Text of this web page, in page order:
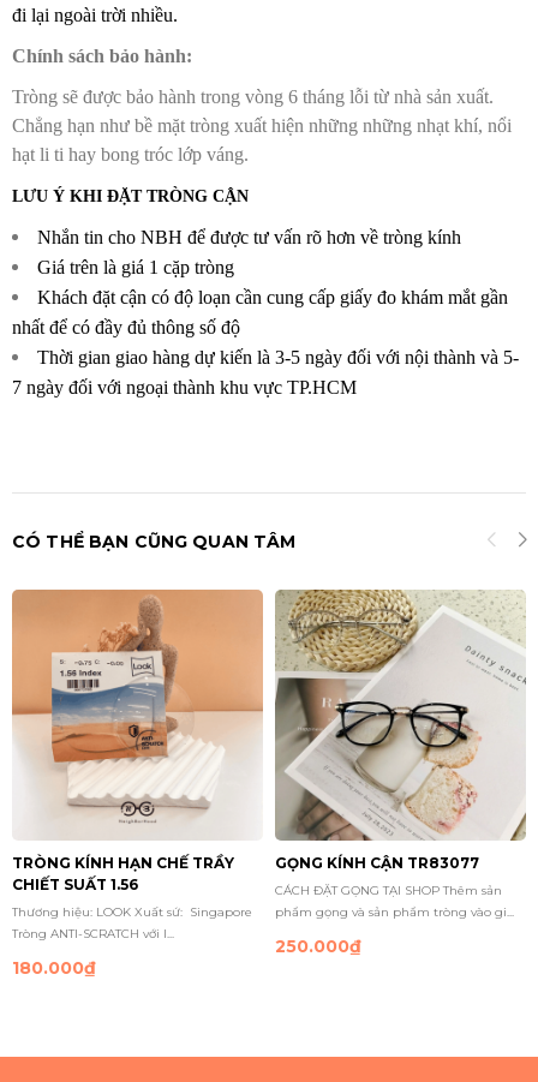
đi lại ngoài trời nhiều.
Chính sách bảo hành:
Tròng sẽ được bảo hành trong vòng 6 tháng lỗi từ nhà sản xuất.
Chẳng hạn như bề mặt tròng xuất hiện những những nhạt khí, nổi
hạt li ti hay bong tróc lớp váng.
LƯU Ý KHI ĐẶT TRÒNG CẬN
Nhắn tin cho NBH để được tư vấn rõ hơn về tròng kính
Giá trên là giá 1 cặp tròng
Khách đặt cận có độ loạn cần cung cấp giấy đo khám mắt gần
nhất để có đầy đủ thông số độ
Thời gian giao hàng dự kiến là 3-5 ngày đối với nội thành và 5-
7 ngày đối với ngoại thành khu vực TP.HCM
CÓ THỂ BẠN CŨNG QUAN TÂM
TRÒNG KÍNH HẠN CHẾ TRẦY
CHIẾT SUẤT 1.56
Thương hiệu: LOOK Xuất sứ: Singapore
Tròng ANTI-SCRATCH với l...
180.000₫
GỌNG KÍNH CẬN TR83077
CÁCH ĐẶT GỌNG TẠI SHOP Thêm sản
phẩm gọng và sản phẩm tròng vào gi...
250.000₫